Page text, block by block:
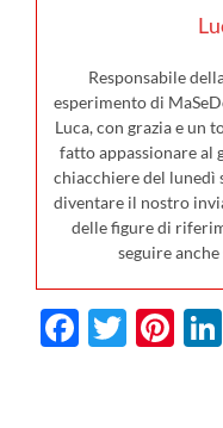
Responsabile
esperimento di
Luca, con grazia e un
fatto appassionare al
chiacchiere del lunedì
diventare il nostro
delle figure di
seguire